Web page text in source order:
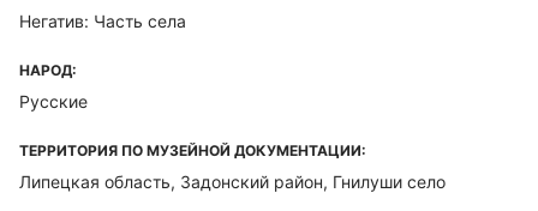
Негатив: Часть села
НАРОД:
Русские
ТЕРРИТОРИЯ ПО МУЗЕЙНОЙ ДОКУМЕНТАЦИИ:
Липецкая область, Задонский район, Гнилуши село